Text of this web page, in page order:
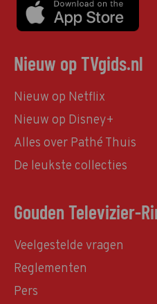
Nieuw op TVgids.nl
Nieuw op Netflix
Nieuw op Disney+
Alles over Pathé Thuis
De leukste collecties
Gouden Televizier-
Veelgestelde vragen
Reglementen
Pers